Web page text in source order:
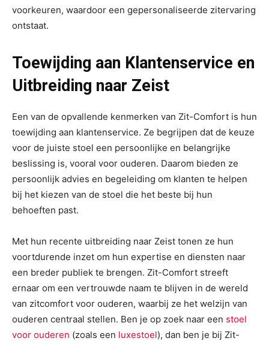
voorkeuren, waardoor een gepersonaliseerde zitervaring
ontstaat.
Toewijding aan Klantenservice en
Uitbreiding naar Zeist
Een van de opvallende kenmerken van Zit-Comfort is hun
toewijding aan klantenservice. Ze begrijpen dat de keuze
voor de juiste stoel een persoonlijke en belangrijke
beslissing is, vooral voor ouderen. Daarom bieden ze
persoonlijk advies en begeleiding om klanten te helpen
bij het kiezen van de stoel die het beste bij hun
behoeften past.
Met hun recente uitbreiding naar Zeist tonen ze hun
voortdurende inzet om hun expertise en diensten naar
een breder publiek te brengen. Zit-Comfort streeft
ernaar om een vertrouwde naam te blijven in de wereld
van zitcomfort voor ouderen, waarbij ze het welzijn van
ouderen centraal stellen. Ben je op zoek naar een stoel
voor ouderen (zoals een luxestoel), dan ben je bij Zit-